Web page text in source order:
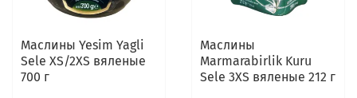
Маслины Yesim Yagli
Sele XS/2XS вяленые
700 г
Маслины
Marmarabirlik Kuru
Sele 3XS вяленые 212 г